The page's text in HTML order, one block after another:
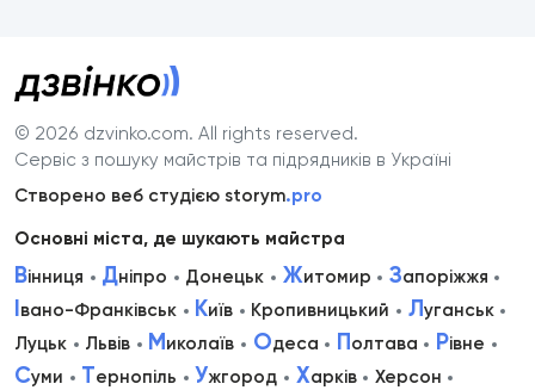
© 2026 dzvinko.com. All rights reserved.
Сервіс з пошуку майстрів та підрядників в Україні
Створено веб студією storym.pro
Основні міста, де шукають майстра
Вінниця Дніпро Донецьк Житомир Запоріжжя
Івано-Франківськ Київ Кропивницький Луганськ
Луцьк
Львів Миколаїв Одеса Полтава Рівне
Суми Тернопіль Ужгород Харків
Херсон